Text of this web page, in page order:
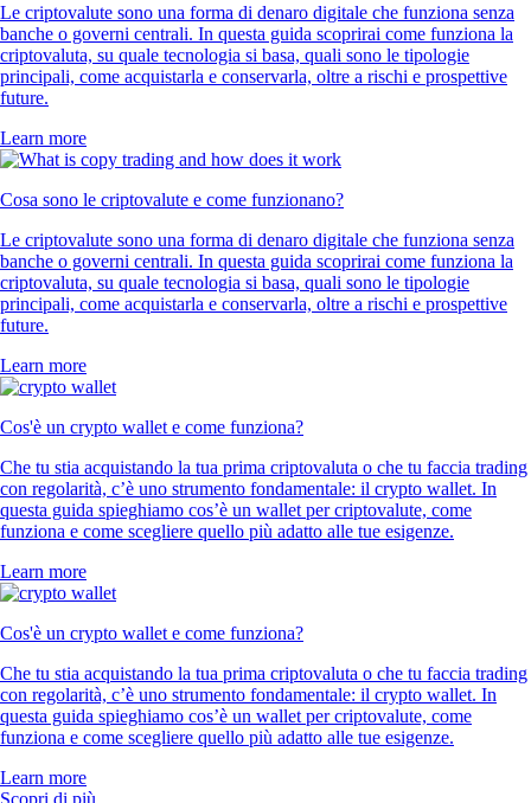
Le criptovalute sono una forma di denaro digitale che funziona senza
banche o governi centrali. In questa guida scoprirai come funziona la
criptovaluta, su quale tecnologia si basa, quali sono le tipologie
principali, come acquistarla e conservarla, oltre a rischi e prospettive
future.
Learn more
Cosa sono le criptovalute e come funzionano?
Le criptovalute sono una forma di denaro digitale che funziona senza
banche o governi centrali. In questa guida scoprirai come funziona la
criptovaluta, su quale tecnologia si basa, quali sono le tipologie
principali, come acquistarla e conservarla, oltre a rischi e prospettive
future.
Learn more
Cos'è un crypto wallet e come funziona?
Che tu stia acquistando la tua prima criptovaluta o che tu faccia trading
con regolarità, c’è uno strumento fondamentale: il crypto wallet. In
questa guida spieghiamo cos’è un wallet per criptovalute, come
funziona e come scegliere quello più adatto alle tue esigenze.
Learn more
Cos'è un crypto wallet e come funziona?
Che tu stia acquistando la tua prima criptovaluta o che tu faccia trading
con regolarità, c’è uno strumento fondamentale: il crypto wallet. In
questa guida spieghiamo cos’è un wallet per criptovalute, come
funziona e come scegliere quello più adatto alle tue esigenze.
Learn more
Scopri di più